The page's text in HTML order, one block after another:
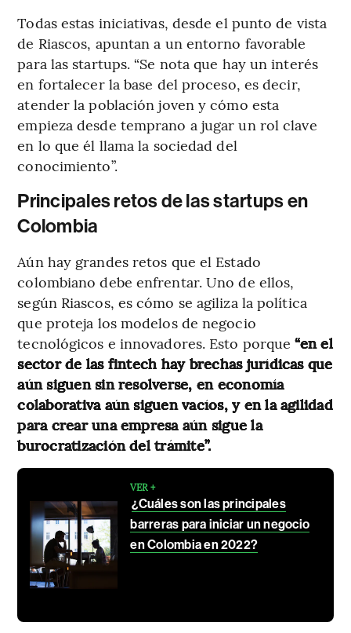
Todas estas iniciativas, desde el punto de vista
de Riascos, apuntan a un entorno favorable
para las startups. “Se nota que hay un interés
en fortalecer la base del proceso, es decir,
atender la población joven y cómo esta
empieza desde temprano a jugar un rol clave
en lo que él llama la sociedad del
conocimiento”.
Principales retos de las startups en
Colombia
Aún hay grandes retos que el Estado
colombiano debe enfrentar. Uno de ellos,
según Riascos, es cómo se agiliza la política
que proteja los modelos de negocio
tecnológicos e innovadores. Esto porque“en el
sector de las fintech hay brechas jurídicas que
aún siguen sin resolverse, en economía
colaborativa aún siguen vacíos, y en la agilidad
para crear una empresa aún sigue la
burocratización del trámite”.
VER +
¿Cuáles son las principales
barreras para iniciar un negocio
en Colombia en 2022?